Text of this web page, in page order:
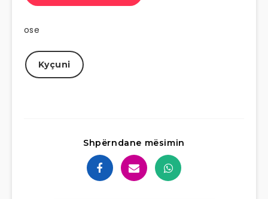
ose
Kyçuni
Shpërndane mësimin